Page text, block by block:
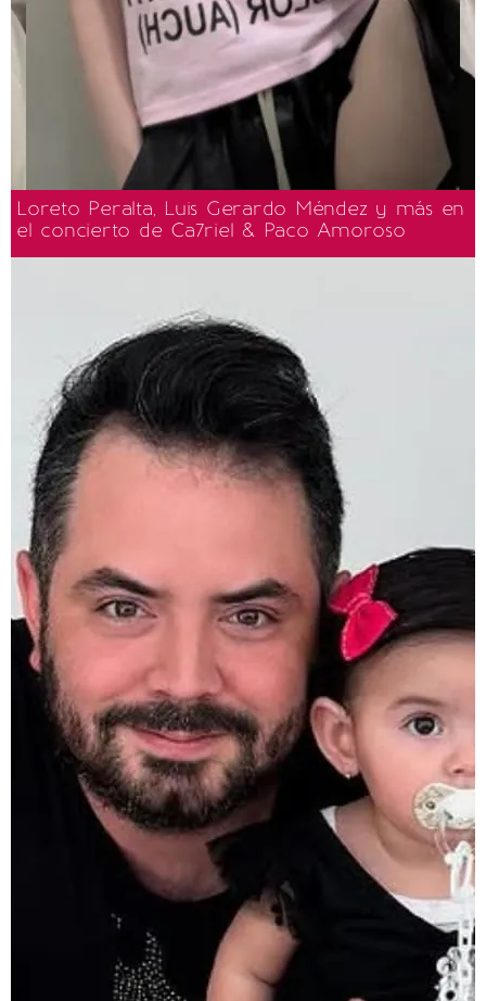
Loreto Peralta, Luis Gerardo Méndez y más en
el concierto de Ca7riel & Paco Amoroso